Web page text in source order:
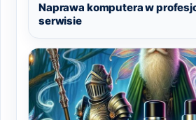
Naprawa komputera w
serwisie